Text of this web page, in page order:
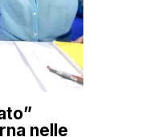
nelle